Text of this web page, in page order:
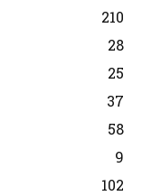
210
28
25
37
58
9
102